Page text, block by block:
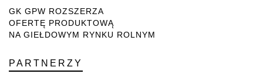
GK GPW ROZSZERZA
OFERTĘ PRODUKTOWĄ
NA GIEŁDOWYM RYNKU ROLNYM
PARTNERZY